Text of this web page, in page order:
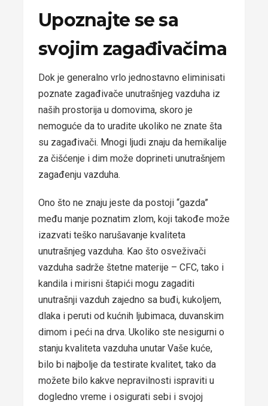
Upoznajte se sa
svojim zagađivačima
Dok je generalno vrlo jednostavno eliminisati
poznate zagađivače unutrašnjeg vazduha iz
naših prostorija u domovima, skoro je
nemoguće da to uradite ukoliko ne znate šta
su zagađivači. Mnogi ljudi znaju da hemikalije
za čišćenje i dim može doprineti unutrašnjem
zagađenju vazduha.
Ono što ne znaju jeste da postoji “gazda”
među manje poznatim zlom, koji takođe može
izazvati teško narušavanje kvaliteta
unutrašnjeg vazduha. Kao što osveživači
vazduha sadrže štetne materije – CFC, tako i
kandila i mirisni štapići mogu zagaditi
unutrašnji vazduh zajedno sa buđi, kukoljem,
dlaka i peruti od kućnih ljubimaca, duvanskim
dimom i peći na drva. Ukoliko ste nesigurni o
stanju kvaliteta vazduha unutar Vaše kuće,
bilo bi najbolje da testirate kvalitet, tako da
možete bilo kakve nepravilnosti ispraviti u
dogledno vreme i osigurati sebi i svojoj